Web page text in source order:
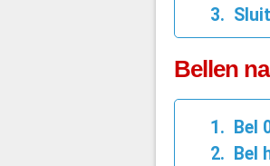
Bellen
Bel
Bel